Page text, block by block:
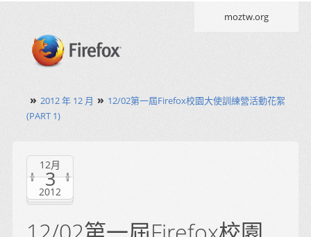
moztw.org
» 2012 年 12 月 » 12/02第一屆Firefox校園大使訓練營活動花絮
(PART 1)
12月
3
2012